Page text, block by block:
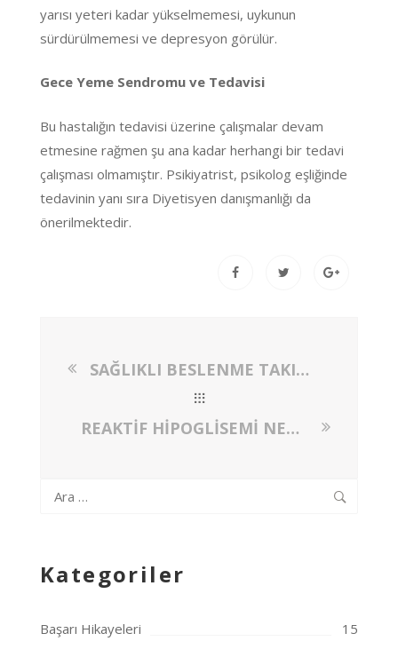
yarısı yeteri kadar yükselmemesi, uykunun
sürdürülmemesi ve depresyon görülür.
Gece Yeme Sendromu ve Tedavisi
Bu hastalığın tedavisi üzerine çalışmalar devam
etmesine rağmen şu ana kadar herhangi bir tedavi
çalışması olmamıştır. Psikiyatrist, psikolog eşliğinde
tedavinin yanı sıra Diyetisyen danışmanlığı da
önerilmektedir.
SAĞLIKLI BESLENME TAKINTISINA DİKKAT!
REAKTİF HİPOGLİSEMİ NEDİR? REAKTİF HİPOGLİSEMİSİ OLANLAR NASIL BESLENMELİDİR?
Arama:
Kategoriler
Başarı Hikayeleri 15